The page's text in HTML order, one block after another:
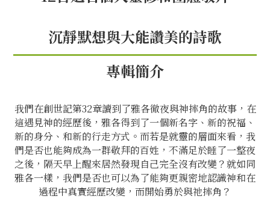
沉靜默想與大能讚美的詩歌
專輯簡介
我們在創世記第32章讀到了雅各徹夜與神摔角的故事，在
這遇見神的經歷後，雅各得到了一個新名字、新的祝福、
新的身分、和新的行走方式。而若是就靈的層面來看，我
們是否也能夠成為一群敬拜的百姓，不滿足於睡了一整夜
之後，隔天早上醒來居然發現自己完全沒有改變？就如同
雅各一樣，我們是否也可以為了能夠更親密地認識神和在
過程中真實經歷改變，而開始勇於與祂摔角？